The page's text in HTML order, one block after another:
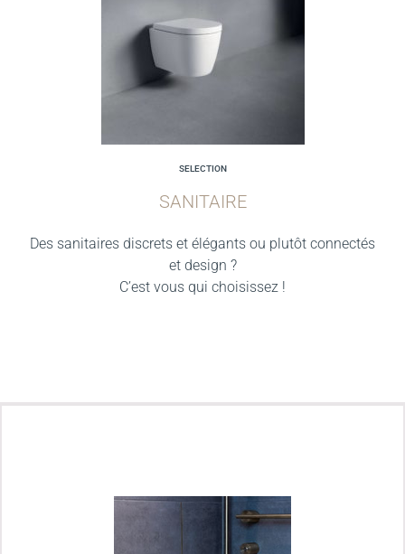
SELECTION
SANITAIRE
Des sanitaires discrets et élégants ou plutôt connectés
et design ?
C’est vous qui choisissez !